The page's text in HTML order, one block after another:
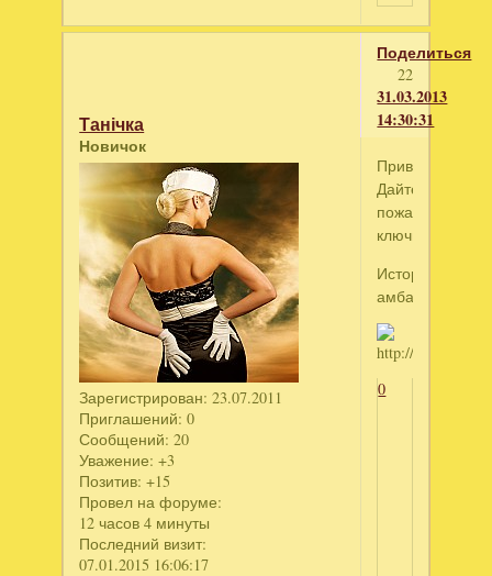
Поделиться
22
31.03.2013
14:30:31
Танічка
Новичок
Зарегистрирован: 23.07.2011
Приглашений: 0
Сообщений: 20
Уважение: +3
Позитив: +15
Провел на форуме:
12 часов 4 минуты
Последний визит:
07.01.2015 16:06:17
Привет!
Дайте
пожалуйста
ключик
История
амбара
0